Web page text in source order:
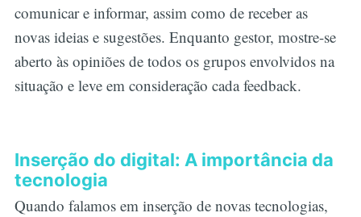
comunicar e informar, assim como de receber as
novas ideias e sugestões. Enquanto gestor, mostre-se
aberto às opiniões de todos os grupos envolvidos na
situação e leve em consideração cada feedback.
Inserção do digital: A importância da
tecnologia
Quando falamos em inserção de novas tecnologias,